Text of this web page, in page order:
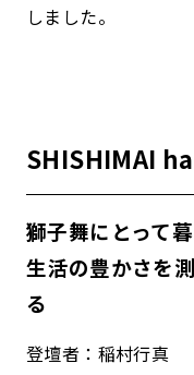
しました。
SHISHIMAI
獅子舞にとって
生活の豊かさを
る
登壇者：稲村行真